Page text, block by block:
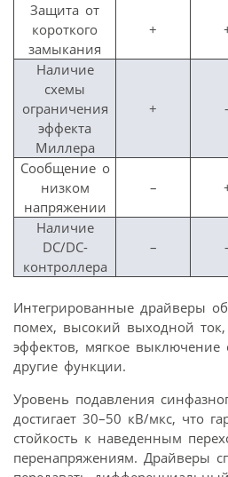
Защита от
короткого
замыкания
+
Наличие
схемы
ограничения
эффекта
Миллера
+
Сообщение о
низком
напряжении
–
Наличие
DC/DC-
контроллера
–
Интегрированные драйверы
помех, высокий выходной
эффектов, мягкое
другие функции.
Уровень подавления
достигает 30–50 кВ/мкс, что
стойкость к наведенным
перенапряжениям. Драйверы